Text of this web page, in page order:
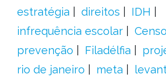
estratégia
direitos
IDH
infrequência escolar
prevenção
Filadélfia
rio de janeiro
meta